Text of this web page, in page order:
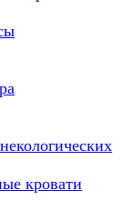
кровати